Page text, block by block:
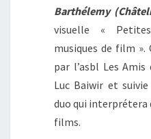
Barthélemy
visuelle «
musiques de film
par l’asbl Les
Luc Baiwir et
duo qui interprétera
films.